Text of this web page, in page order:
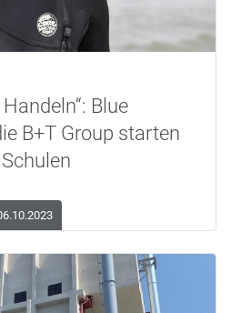
Blue
B+T Group starten